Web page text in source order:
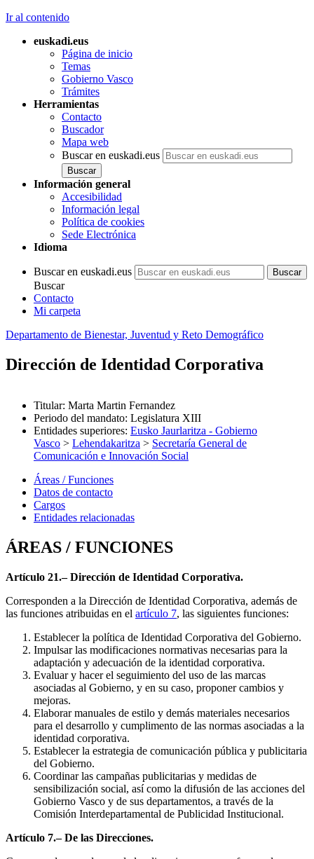
Ir al contenido
euskadi.eus
Página de inicio
Temas
Gobierno Vasco
Trámites
Herramientas
Contacto
Buscador
Mapa web
Buscar en euskadi.eus
Información general
Accesibilidad
Información legal
Política de cookies
Sede Electrónica
Idioma
Buscar en euskadi.eus
Buscar
Contacto
Mi carpeta
Departamento de Bienestar, Juventud y Reto Demográfico
Dirección de Identidad Corporativa
Titular: Marta Martin Fernandez
Periodo del mandato: Legislatura XIII
Entidades superiores: Eusko Jaurlaritza - Gobierno
Vasco > Lehendakaritza > Secretaría General de
Comunicación e Innovación Social
Áreas / Funciones
Datos de contacto
Cargos
Entidades relacionadas
ÁREAS / FUNCIONES
Artículo 21.– Dirección de Identidad Corporativa.
Corresponden a la Dirección de Identidad Corporativa, además de
las funciones atribuidas en el artículo 7, las siguientes funciones:
Establecer la política de Identidad Corporativa del Gobierno.
Impulsar las modificaciones normativas necesarias para la
adaptación y adecuación de la identidad corporativa.
Evaluar y hacer el seguimiento del uso de las marcas
asociadas al Gobierno, y en su caso, proponer cambios y
mejoras.
Elaborar manuales de estilo y demás materiales necesarios
para el desarrollo y cumplimento de las normas asociadas a la
identidad corporativa.
Establecer la estrategia de comunicación pública y publicitaria
del Gobierno.
Coordinar las campañas publicitarias y medidas de
sensibilización social, así como la difusión de las acciones del
Gobierno Vasco y de sus departamentos, a través de la
Comisión Interdepartamental de Publicidad Institucional.
Artículo 7.– De las Direcciones.